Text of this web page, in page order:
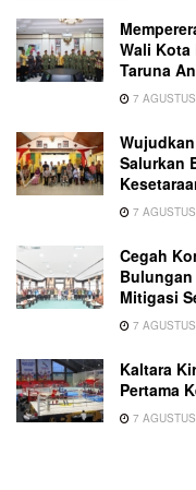
Wali
Taruna
7
Salurkan
7
Cegah
Bulungan
Mitigasi
7
Kaltara
Pertama
7